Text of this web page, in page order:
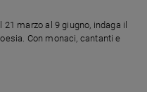
marzo al 9 giugno, indaga il
Con monaci, cantanti e